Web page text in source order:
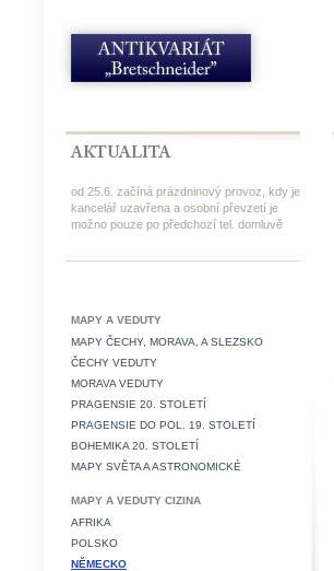
od 25.6. začíná prázdninový provoz, kdy je
kancelář uzavřena a osobní převzetí je
možno pouze po předchozí tel. domluvě
MAPY A VEDUTY
MAPY ČECHY, MORAVA, A SLEZSKO
ČECHY VEDUTY
MORAVA VEDUTY
PRAGENSIE 20. STOLETÍ
PRAGENSIE DO POL. 19. STOLETÍ
BOHEMIKA 20. STOLETÍ
MAPY SVĚTA A ASTRONOMICKÉ
MAPY A VEDUTY CIZINA
AFRIKA
POLSKO
NĚMECKO